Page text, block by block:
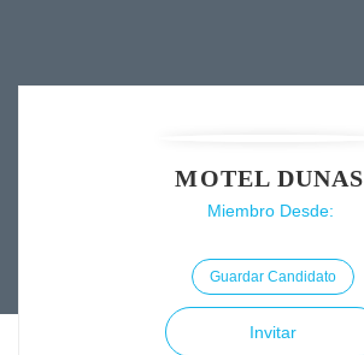
MOTEL DUNAS
Miembro Desde:
Guardar Candidato
Invitar